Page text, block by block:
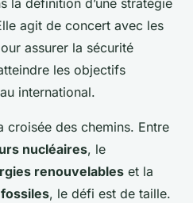
la définition d’une stratégie
agit de concert avec les
assurer la sécurité
les objectifs
international.
croisée des chemins. Entre
nucléaires, le
renouvelables et la
, le défi est de taille.